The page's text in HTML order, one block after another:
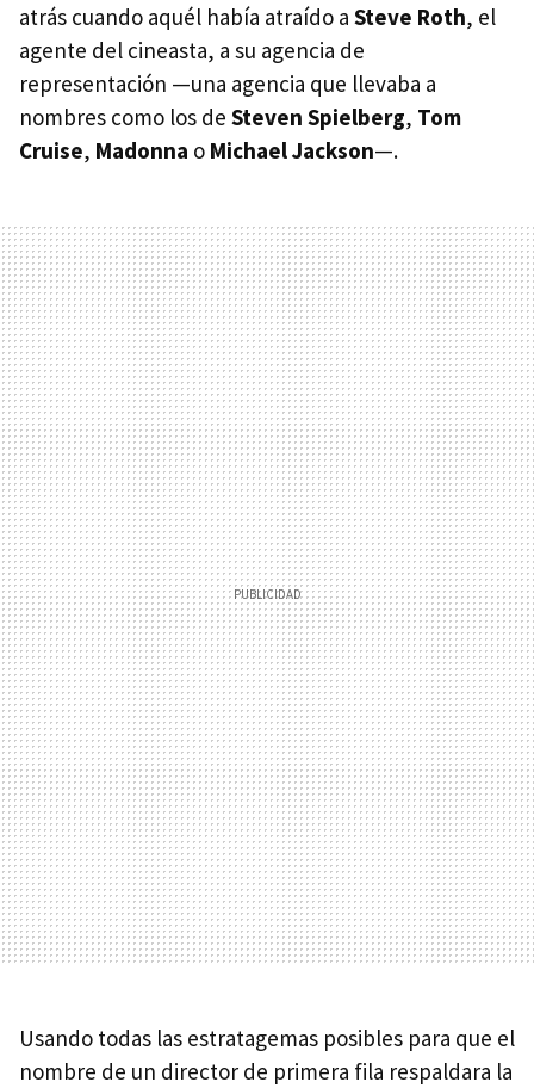
atrás cuando aquél había atraído a Steve Roth, el
agente del cineasta, a su agencia de
representación —una agencia que llevaba a
nombres como los de Steven Spielberg, Tom
Cruise, Madonna o Michael Jackson—.
Usando todas las estratagemas posibles para que el
nombre de un director de primera fila respaldara la